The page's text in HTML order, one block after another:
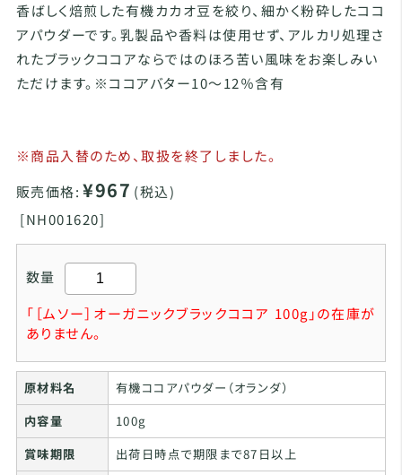
香ばしく焙煎した有機カカオ豆を絞り、細かく粉砕したココ
アパウダーです。乳製品や香料は使用せず、アルカリ処理さ
れたブラックココアならではのほろ苦い風味をお楽しみい
ただけます。※ココアバター10～12％含有
※商品入替のため、取扱を終了しました。
販売価格: ¥967 (税込)
[NH001620]
数量
「［ムソー］オーガニックブラックココア 100g」の在庫が
ありません。
原材料名
有機ココアパウダー（オランダ）
内容量
100g
賞味期限
出荷日時点で期限まで87日以上